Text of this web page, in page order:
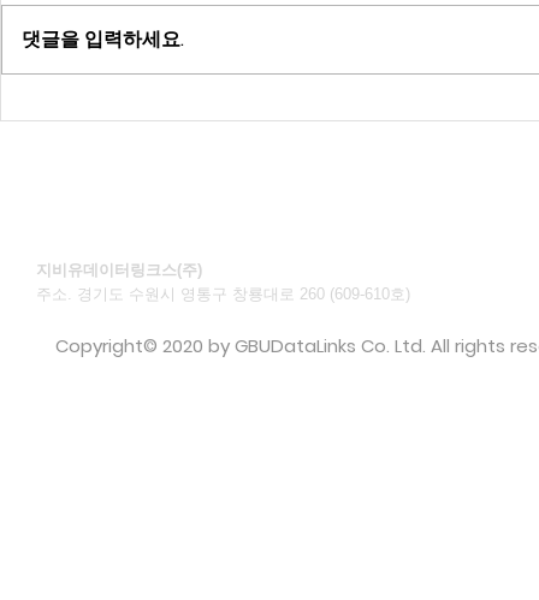
이사회 결의로 제3자배정 방식의
신주발행을 결의하였기에 아래와
같이 신주식을 발행하여 자본금을
신주식을 발
댓글을 입력하세요.
지비유데이터링크스(주)
주소. 경기도 수원시 영통구 창룡대로 260 (609-610호)​
Copyright© 2020 by GBUDataLinks Co. Ltd. All rights